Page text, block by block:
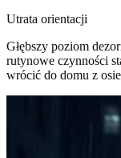
Utrata orientacji
Głębszy poziom
rutynowe czynności
wrócić do domu z